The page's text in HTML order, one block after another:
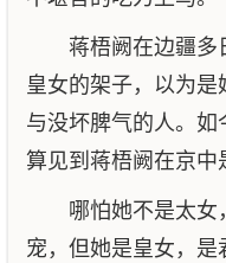
蒋梧阙在边疆多
皇女的架子，以为
与没坏脾气的人。
算见到蒋梧阙在京中
哪怕她不是太
宠，但她是皇女，